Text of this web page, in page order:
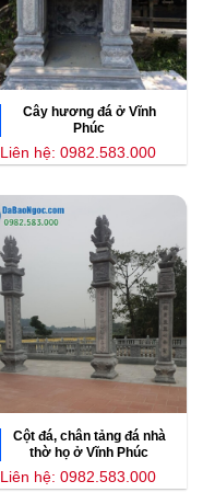
Cây hương đá ở Vĩnh
Phúc
Liên hệ: 0982.583.000
Cột đá, chân tảng đá nhà
thờ họ ở Vĩnh Phúc
Liên hệ: 0982.583.000